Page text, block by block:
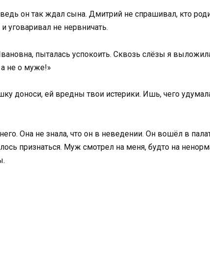
он так ждал сына. Дмитрий не спрашивал, кто
не нервничать.
пыталась успокоить. Сквозь слёзы я
а не о муже!»
доноси, ей вредны твои истерики. Ишь, чего
Она не знала, что он в неведении. Он вошёл в
признаться. Муж смотрел на меня, будто на